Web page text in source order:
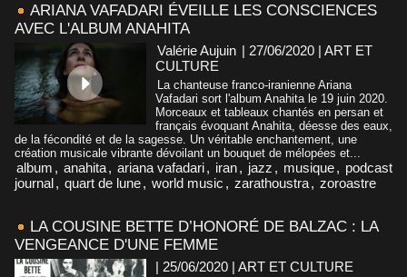
ARIANA VAFADARI ÉVEILLE LES CONSCIENCES
AVEC L'ALBUM ANAHITA
Valérie Aujuin | 27/06/2020 | ART ET
CULTURE
La chanteuse franco-iranienne Ariana
Vafadari sort l'album Anahita le 19 juin 2020.
Morceaux et tableaux chantés en persan et
français évoquant Anahita, déesse des eaux,
de la fécondité et de la sagesse. Un véritable enchantement, une
création musicale vibrante dévoilant un bouquet de mélopées et...
album , anahita, ariana vafadari, iran, jazz , musique, podcast
journal, quart de lune, world music , zarathoustra, zoroastre
LA COUSINE BETTE D’HONORÉ DE BALZAC : LA
VENGEANCE D'UNE FEMME
| 25/06/2020 | ART ET CULTURE